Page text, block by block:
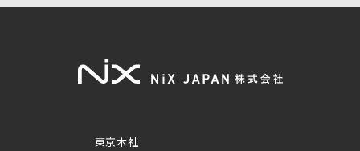
東京本社